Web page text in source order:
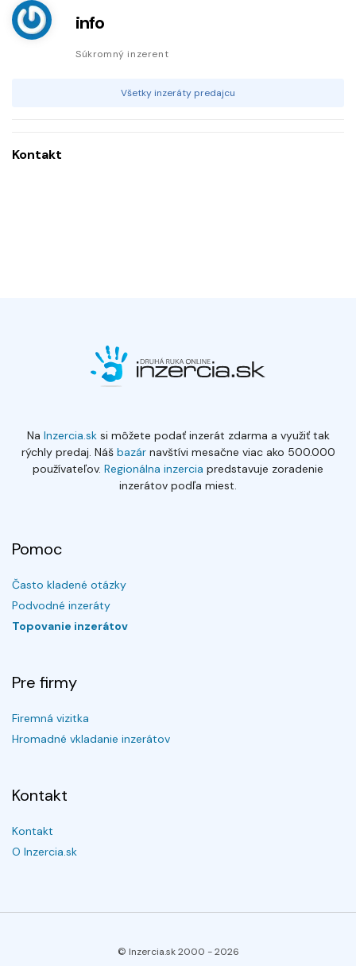
info
Súkromný inzerent
Všetky inzeráty predajcu
Kontakt
Na Inzercia.sksi môžete podať inzerát zdarma a využiť tak
rýchly predaj. Náš bazárnavštívi mesačne viac ako 500.000
používateľov. Regionálna inzercia predstavuje zoradenie
inzerátov podľa miest.
Pomoc
Často kladené otázky
Podvodné inzeráty
Topovanie inzerátov
Pre firmy
Firemná vizitka
Hromadné vkladanie inzerátov
Kontakt
Kontakt
O Inzercia.sk
© Inzercia.sk 2000 -2026